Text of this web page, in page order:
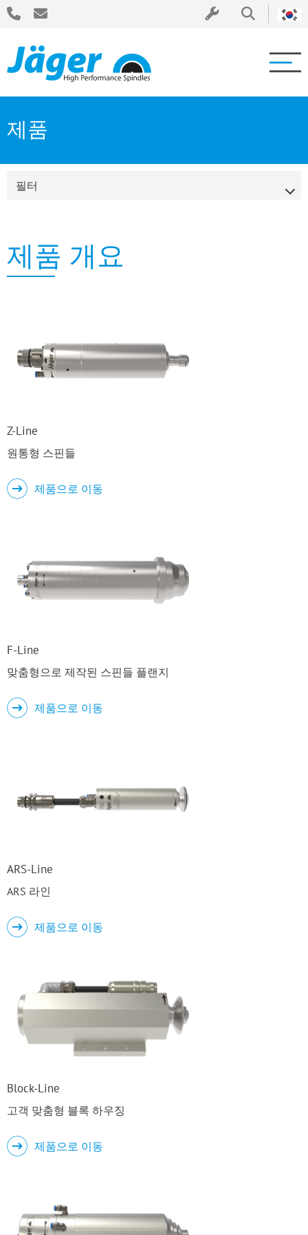
제품
필터
제품 개요
Z-Line
원통형 스핀들
제품으로 이동
F-Line
맞춤형으로 제작된 스핀들 플랜지
제품으로 이동
ARS-Line
ARS 라인
제품으로 이동
Block-Line
고객 맞춤형 블록 하우징
제품으로 이동